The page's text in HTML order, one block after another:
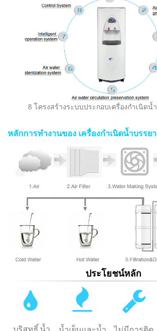
8 โครงสร้างระบบประกอบเครื่องกำเนิดน้
หลักการทำงานของ เครื่องกำเนิดน้ำบรรย
ประโยชน์หลัก